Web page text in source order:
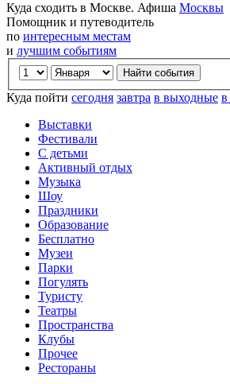
Куда сходить в Москве. Афиша Москвы
Помощник и путеводитель
по интересным местам
и лучшим событиям
Куда пойти сегодня завтра в выходные в
Выставки
Фестивали
С детьми
Активный отдых
Музыка
Шоу
Праздники
Образование
Бесплатно
Музеи
Парки
Погулять
Туристу
Театры
Пространства
Клубы
Прочее
Рестораны